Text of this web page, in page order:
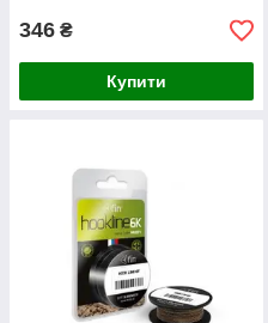
346 ₴
Купити